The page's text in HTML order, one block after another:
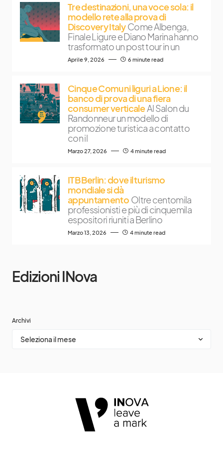
Tre destinazioni, una voce sola: il
modello rete alla prova di
Discovery Italy Come Albenga,
Finale Ligure e Diano Marina hanno
trasformato un post tour in un
Aprile 9, 2026 6 minute read
Cinque Comuni liguri a Lione: il
banco di prova di una fiera
consumer verticale Al Salon du
Randonneur un modello di
promozione turistica a contatto
con il
Marzo 27, 2026 4 minute read
ITB Berlin: dove il turismo
mondiale si dà
appuntamento Oltre centomila
professionisti e più di cinquemila
espositori riuniti a Berlino
Marzo 13, 2026 4 minute read
Edizioni INova
Archivi